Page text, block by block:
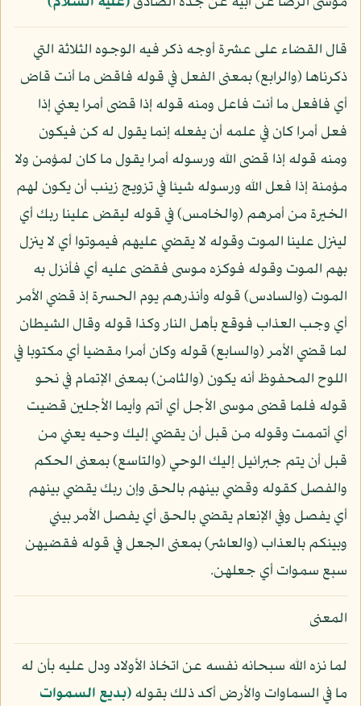
قال القضاء على عشرة أوجه ذكر فيه الوجوه الثلاثة التي
ذكرناها (والرابع) بمعنى الفعل في قوله فاقض ما أنت قاض
أي فافعل ما أنت فاعل ومنه قوله إذا قضى أمرا يعني إذا
فعل أمرا كان في علمه أن يفعله إنما يقول له كن فيكون
ومنه قوله إذا قضى الله ورسوله أمرا يقول ما كان لمؤمن ولا
مؤمنة إذا فعل الله ورسوله شيئا في تزويج زينب أن يكون لهم
الخيرة من أمرهم (والخامس) في قوله ليقض علينا ربك أي
لينزل علينا الموت وقوله لا يقضي عليهم فيموتوا أي لا ينزل
بهم الموت وقوله فوكزه موسى فقضى عليه أي فأنزل به
الموت (والسادس) قوله وأنذرهم يوم الحسرة إذ قضي الأمر
أي وجب العذاب فوقع بأهل النار وكذا قوله وقال الشيطان
لما قضي الأمر (والسابع) قوله وكان أمرا مقضيا أي مكتوبا في
اللوح المحفوظ أنه يكون (والثامن) بمعنى الإتمام في نحو
قوله فلما قضى موسى الأجل أي أتم وأيما الأجلين قضيت
أي أتممت وقوله من قبل أن يقضي إليك وحيه يعني من
قبل أن يتم جبرائيل إليك الوحي (والتاسع) بمعنى الحكم
والفصل كقوله وقضي بينهم بالحق وإن ربك يقضي بينهم
أي يفصل وفي الإنعام يقضي بالحق أي يفصل الأمر بيني
وبينكم بالعذاب (والعاشر) بمعنى الجعل في قوله فقضيهن
سبع سموات أي جعلهن.
المعنى
لما نزه الله سبحانه نفسه عن اتخاذ الأولاد ودل عليه بأن له
ما في السماوات والأرض أكد ذلك بقوله﴿بديع السموات